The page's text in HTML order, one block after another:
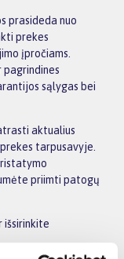
prasideda nuo
prekes
įpročiams.
sąlygas bei
aktualius
tarpusavyje.
priimti patogų
išsirinkite